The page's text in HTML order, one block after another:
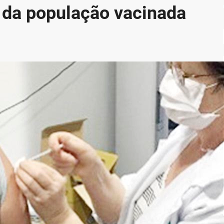
população vacinada
c